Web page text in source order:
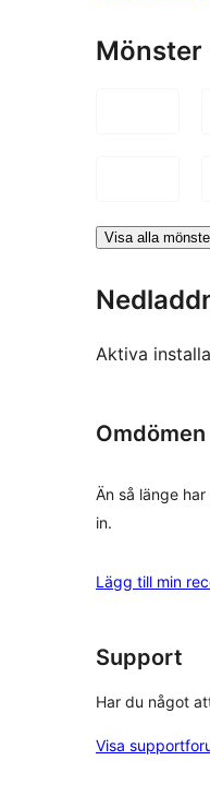
Mönster
Visa alla
Aktiva
Omdömen
Än så länge
in.
Lägg till min
Support
Har du något
Visa